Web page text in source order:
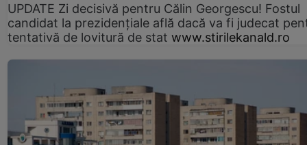
UPDATE Zi decisivă pentru Călin Georgescu! Fostul
candidat la prezidențiale află dacă va fi judecat
tentativă de lovitură de stat www.stirilekanald.ro